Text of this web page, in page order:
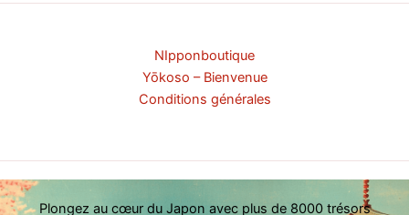
NIpponboutique
Yōkoso – Bienvenue
Conditions générales
Plongez au cœur du Japon avec plus de 8000 trésors